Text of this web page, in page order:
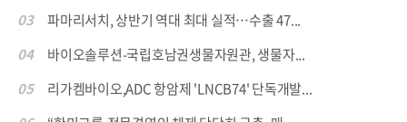
03
파마리서치, 상반기 역대 최대 실적…수출 47...
04
바이오솔루션-국립호남권생물자원관, 생물자...
05
리가켐바이오,ADC 항암제 'LNCB74' 단독개발...